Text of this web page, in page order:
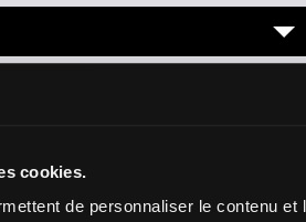
cookies.
de personnaliser le contenu
3,20 € 1,20 €